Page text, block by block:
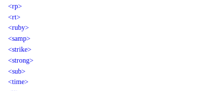
<rp>
<rt>
<ruby>
<samp>
<strike>
<strong>
<sub>
<time>